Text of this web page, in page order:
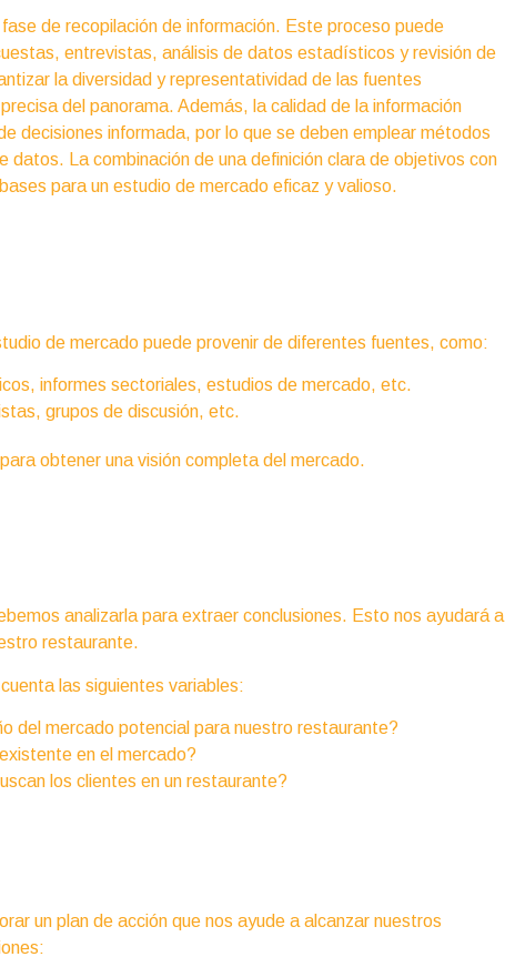
de recopilación de información. Este proceso puede
entrevistas, análisis de datos estadísticos y revisión de
la diversidad y representatividad de las fuentes
del panorama. Además, la calidad de la información
decisiones informada, por lo que se deben emplear métodos
datos. La combinación de una definición clara de objetivos con
para un estudio de mercado eficaz y valioso.
de mercado puede provenir de diferentes fuentes, como:
informes sectoriales, estudios de mercado, etc.
grupos de discusión, etc.
obtener una visión completa del mercado.
analizarla para extraer conclusiones. Esto nos ayudará a
restaurante.
las siguientes variables:
del mercado potencial para nuestro restaurante?
en el mercado?
los clientes en un restaurante?
un plan de acción que nos ayude a alcanzar nuestros